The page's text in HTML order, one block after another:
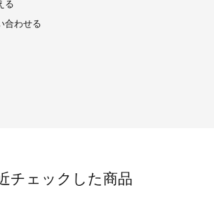
る
合わせる
チェックした商品